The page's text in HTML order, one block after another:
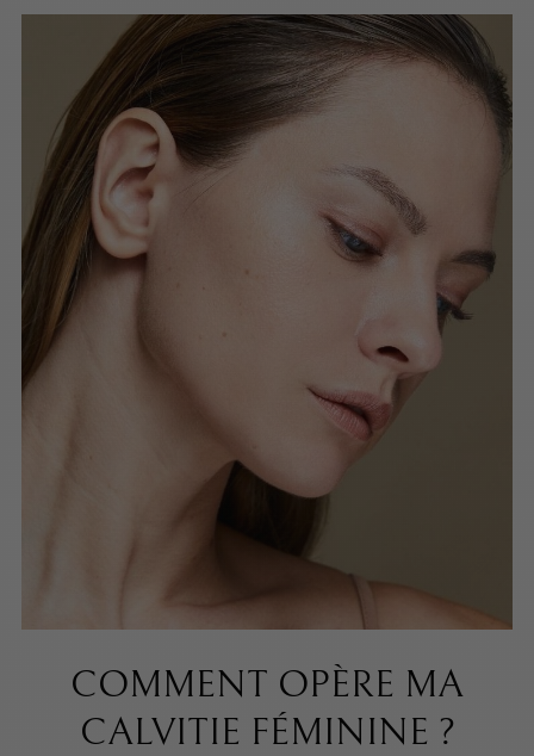
COMMENT OPÈRE MA
CALVITIE FÉMININE ?